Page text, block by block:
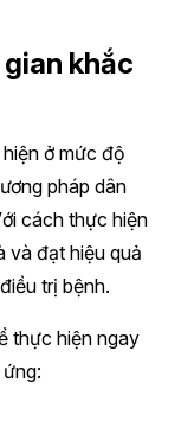
khắc
ở mức độ
pháp dân
cách thực hiện
và đạt hiệu quả
trị bệnh.
thực hiện ngay